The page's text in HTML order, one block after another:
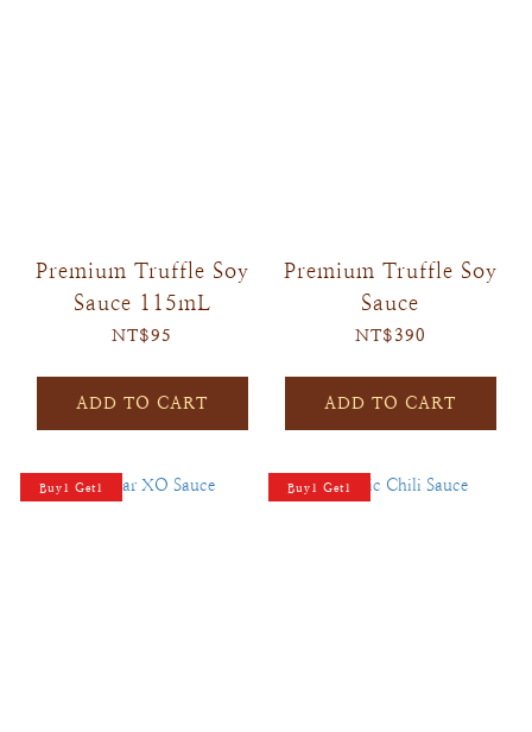
Premium Truffle Soy
Sauce 115mL
NT$95
ADD TO CART
Premium Truffle Soy
Sauce
NT$390
ADD TO CART
Buy1 Get1 Buy1 Get1